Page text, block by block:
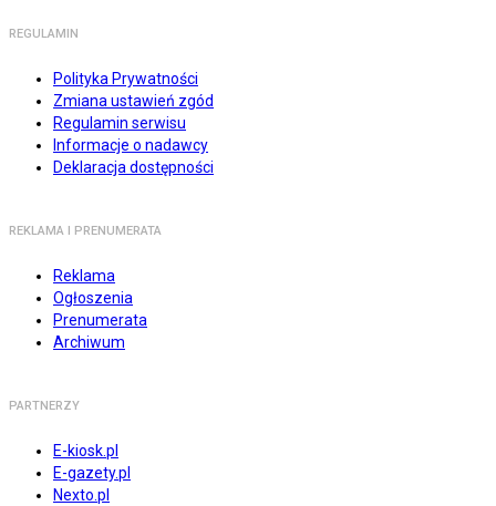
REGULAMIN
Polityka Prywatności
Zmiana ustawień zgód
Regulamin serwisu
Informacje o nadawcy
Deklaracja dostępności
REKLAMA I PRENUMERATA
Reklama
Ogłoszenia
Prenumerata
Archiwum
PARTNERZY
E-kiosk.pl
E-gazety.pl
Nexto.pl